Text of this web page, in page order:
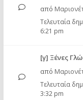
από
Τελευταία
6:21 pm
[γ] Ξένες
από
Τελευταία
3:32 pm